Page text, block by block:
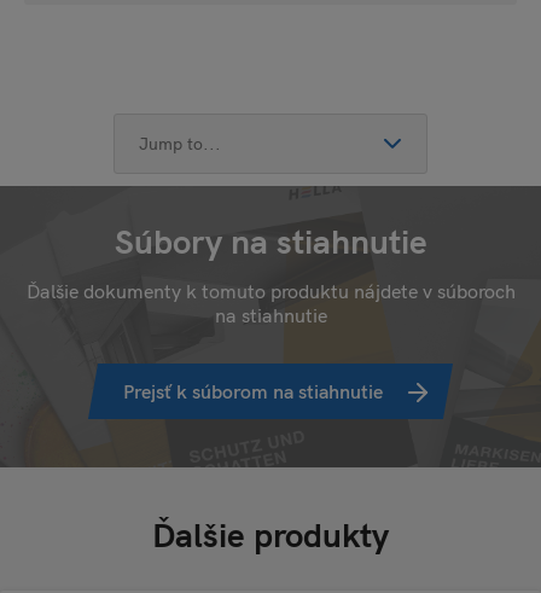
Súbory na stiahnutie
Ďalšie dokumenty k tomuto produktu nájdete v súboroch
na stiahnutie
Prejsť k súborom na stiahnutie
Ďalšie produkty